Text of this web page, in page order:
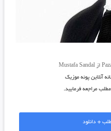
آنلاین پونه موزیک
مراجعه فرمایید.
+ دانلود